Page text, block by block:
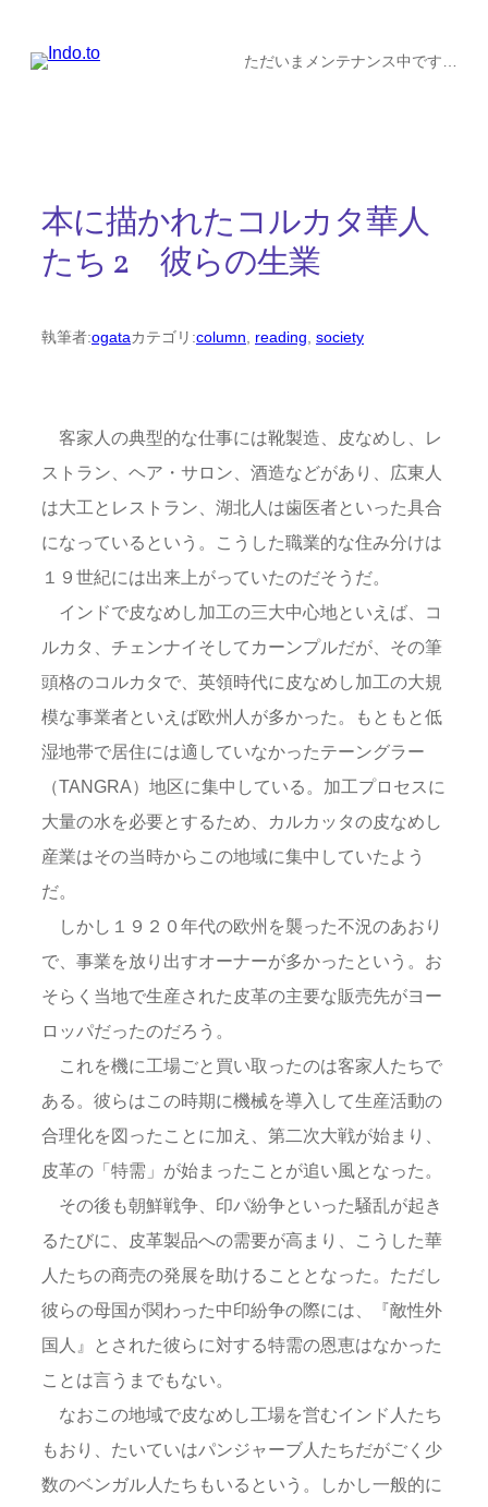
ただいまメンテナンス中です…
本に描かれたコルカタ華人
たち 2 彼らの生業
執筆者:ogataカテゴリ:column, reading, society
客家人の典型的な仕事には靴製造、皮なめし、レ
ストラン、ヘア・サロン、酒造などがあり、広東人
は大工とレストラン、湖北人は歯医者といった具合
になっているという。こうした職業的な住み分けは
１９世紀には出来上がっていたのだそうだ。
インドで皮なめし加工の三大中心地といえば、コ
ルカタ、チェンナイそしてカーンプルだが、その筆
頭格のコルカタで、英領時代に皮なめし加工の大規
模な事業者といえば欧州人が多かった。もともと低
湿地帯で居住には適していなかったテーングラー
（TANGRA）地区に集中している。加工プロセスに
大量の水を必要とするため、カルカッタの皮なめし
産業はその当時からこの地域に集中していたよう
だ。
しかし１９２０年代の欧州を襲った不況のあおり
で、事業を放り出すオーナーが多かったという。お
そらく当地で生産された皮革の主要な販売先がヨー
ロッパだったのだろう。
これを機に工場ごと買い取ったのは客家人たちで
ある。彼らはこの時期に機械を導入して生産活動の
合理化を図ったことに加え、第二次大戦が始まり、
皮革の「特需」が始まったことが追い風となった。
その後も朝鮮戦争、印パ紛争といった騒乱が起き
るたびに、皮革製品への需要が高まり、こうした華
人たちの商売の発展を助けることとなった。ただし
彼らの母国が関わった中印紛争の際には、『敵性外
国人』とされた彼らに対する特需の恩恵はなかった
ことは言うまでもない。
なおこの地域で皮なめし工場を営むインド人たち
もおり、たいていはパンジャーブ人たちだがごく少
数のベンガル人たちもいるという。しかし一般的に